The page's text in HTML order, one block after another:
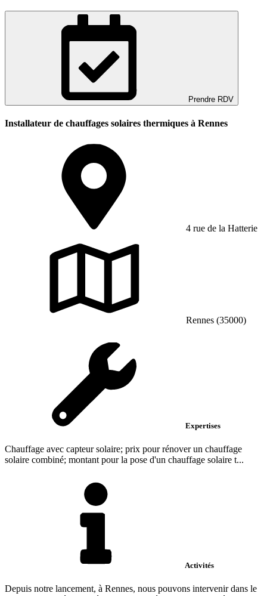
Prendre RDV
Installateur de chauffages solaires thermiques à Rennes
4 rue de la Hatterie
Rennes (35000)
Expertises
Chauffage avec capteur solaire; prix pour rénover un chauffage
solaire combiné; montant pour la pose d'un chauffage solaire t...
Activités
Depuis notre lancement, à Rennes, nous pouvons intervenir dans le